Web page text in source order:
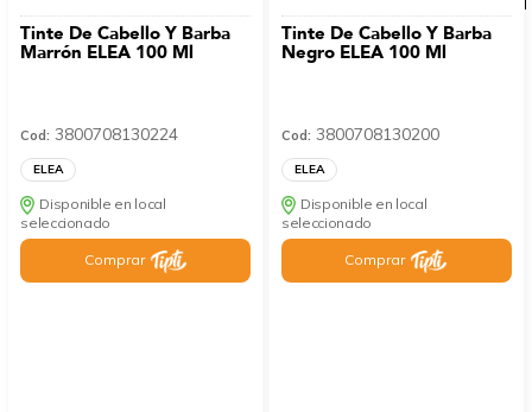
Tinte De Cabello Y Barba
Marrón ELEA 100 Ml
Cod: 3800708130224
ELEA
Disponible en local
seleccionado
Comprar
Tinte De Cabello Y Barba
Negro ELEA 100 Ml
Cod: 3800708130200
ELEA
Disponible en local
seleccionado
Comprar